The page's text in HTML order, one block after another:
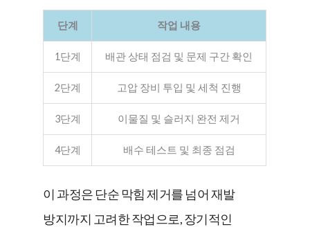
단계 작업 내용
1단계 배관 상태 점검 및 문제 구간 확인
2단계 고압 장비 투입 및 세척 진행
3단계 이물질 및 슬러지 완전 제거
4단계 배수 테스트 및 최종 점검
이 과정은 단순 막힘 제거를 넘어 재발
방지까지 고려한 작업으로, 장기적인